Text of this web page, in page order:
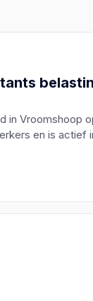
Vroomshoop
en is actief